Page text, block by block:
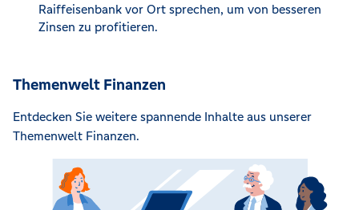
Raiffeisenbank vor Ort sprechen, um von besseren
Zinsen zu profitieren.
Themenwelt Finanzen
Entdecken Sie weitere spannende Inhalte aus unserer
Themenwelt Finanzen.